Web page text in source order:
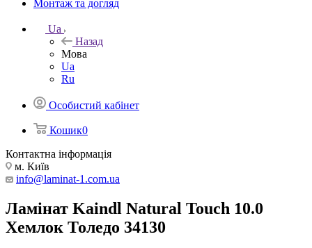
Монтаж та догляд
Ua
Назад
Мова
Ua
Ru
Особистий кабінет
Кошик0
Контактна інформація
м. Київ
info@laminat-1.com.ua
Ламінат Kaindl Natural Touch 10.0
Хемлок Толедо 34130